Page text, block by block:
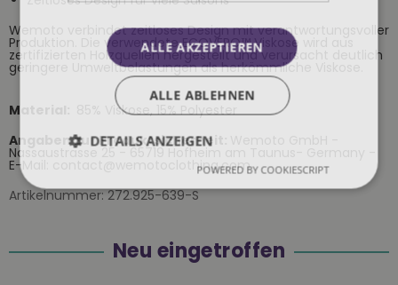
Wemoto verbindet zeitloses Design mit verantwortungsvoller
Produktion. Die verwendete ECOVERO™ Viskose wird aus
zertifizierten Holzquellen hergestellt und verursacht deutlich
geringere Umweltbelastungen als herkömmliche Viskose.
Material:
85% Viskose, 15% Polyester
Angaben zur Produktsicherheit:
Nassaustrasse 25 - 65719 Hofheim am Taunus- Germany -
E-Mail: contact@wemotoclothing.com
Artikelnummer: 272.925-639-S
Neu eingetroffen
ALLE AKZEPTIEREN
ALLE ABLEHNEN
DETAILS ANZEIGEN
POWERED BY COOKIESCRIPT